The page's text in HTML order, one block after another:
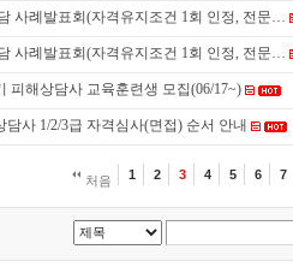
사례발표회(자격유지조건 1회 인정, 전문…
사례발표회(자격유지조건 1회 인정, 전문…
피해상담사 교육훈련생 모집(06/17~)
담사 1/2/3급 자격심사(면접) 순서 안내
처음 1 2 3 4 5 6 7